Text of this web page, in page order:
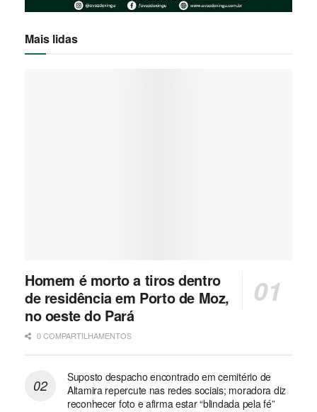
Mais lidas
Homem é morto a tiros dentro
de residência em Porto de Moz,
no oeste do Pará
0 COMPARTILHAMENTOS
Suposto despacho encontrado em cemitério de
Altamira repercute nas redes sociais; moradora diz
reconhecer foto e afirma estar “blindada pela fé”